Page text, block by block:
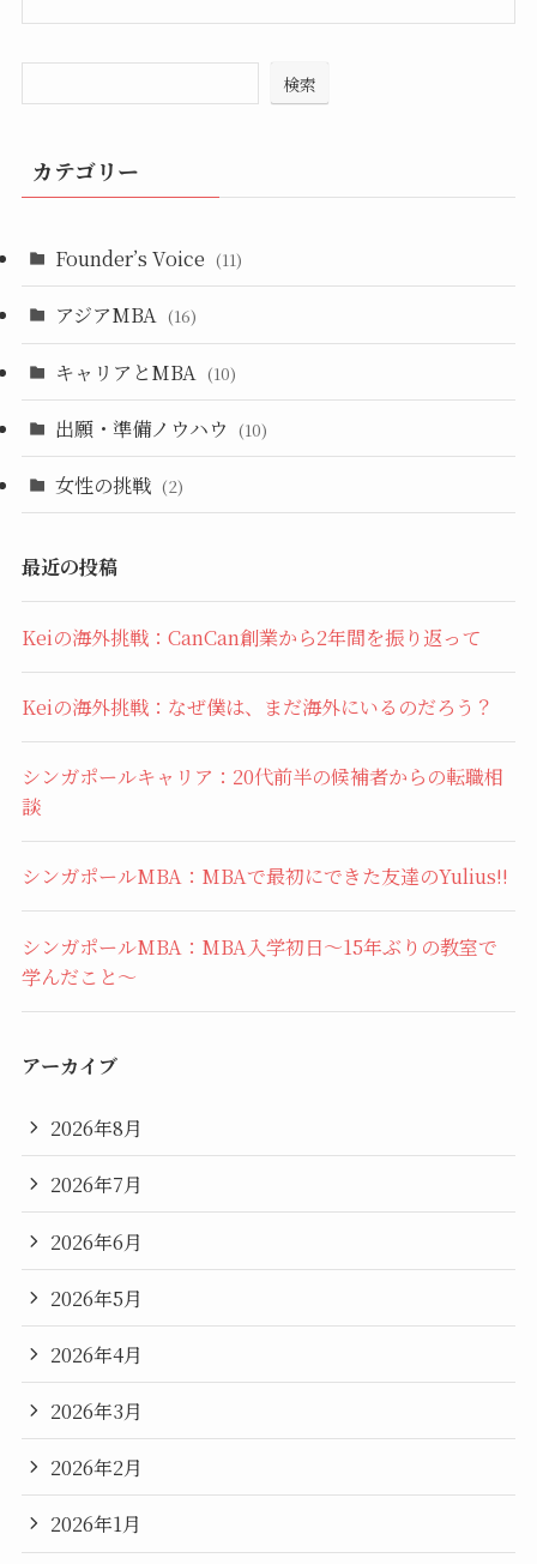
検索
カテゴリー
Founder’s Voice (11)
アジアMBA (16)
キャリアとMBA (10)
出願・準備ノウハウ (10)
女性の挑戦 (2)
最近の投稿
Keiの海外挑戦：CanCan創業から2年間を振り返って
Keiの海外挑戦：なぜ僕は、まだ海外にいるのだろう？
シンガポールキャリア：20代前半の候補者からの転職相
談
シンガポールMBA：MBAで最初にできた友達のYulius!!
シンガポールMBA：MBA入学初日〜15年ぶりの教室で
学んだこと〜
アーカイブ
2026年8月
2026年7月
2026年6月
2026年5月
2026年4月
2026年3月
2026年2月
2026年1月